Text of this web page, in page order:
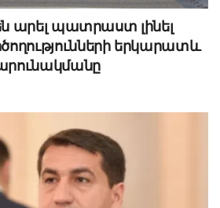
արել պատրաստ լինել
երկարատև